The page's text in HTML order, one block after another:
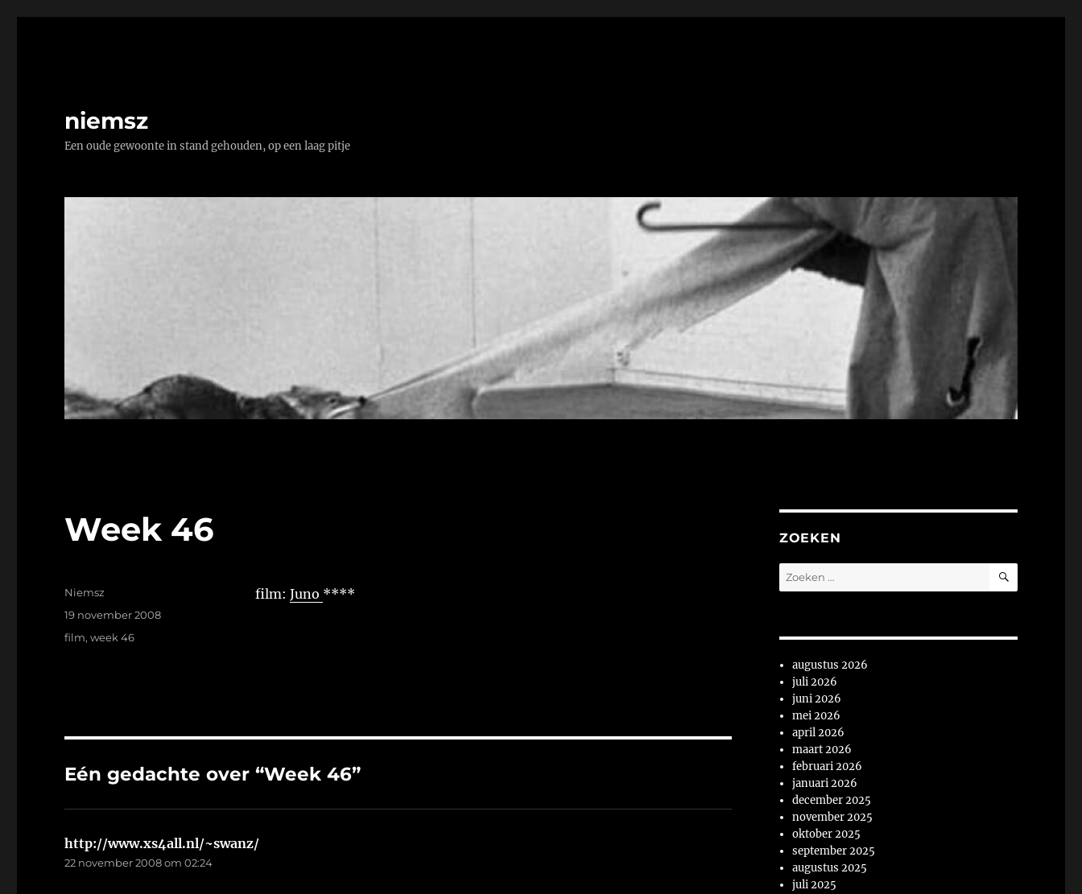
niemsz
Een oude gewoonte in stand gehouden, op een laag pitje
Week 46
film: Juno ****
Auteur
Niemsz
Geplaatst
op
19 november 2008
Tags
film,week 46
Eén gedachte over “Week 46”
http://www.xs4all.nl/~swanz/
22 november 2008 om 02:24
ZOEKEN
Zoeken
naar:
ZOEKEN
augustus 2026
juli 2026
juni 2026
mei 2026
april 2026
maart 2026
februari 2026
januari 2026
december 2025
november 2025
oktober 2025
september 2025
augustus 2025
juli 2025